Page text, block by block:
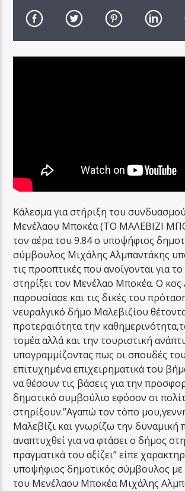
Κάλεσμα για στήριξη του
Μενέλαου Μποκέα (ΤΟ ΜΑΛΕΒΙΖΙ
τον αέρα του 9.84 ο υποψήφιος
σύμβουλος Μιχάλης Αλμπαντάκης
τις προοπτικές που ανοίγονται για
στηρίξει τον Μενέλαο Μποκέα. Ο κος
παρουσίασε και τις δικές του
νευραλγικό δήμο Μαλεβιζίου
προτεραιότητα την
τομέα αλλά και την τουριστική
υπογραμμίζοντας πως οι σπουδές
επιτυχημένα επιχειρηματικά του
να θέσουν τις βάσεις για την
δημοτικό συμβούλιο εφόσον οι
στηρίξουν.”Αγαπώ τον τόπο
Μαλεβίζι και γνωρίζω την δυναμική
αναπτυχθεί για να φτάσει ο δήμος
πραγματικά του αξίζει” είπε
υποψήφιος δημοτικός σύμβουλος με
του Μενέλαου Μποκέα Μιχάλης